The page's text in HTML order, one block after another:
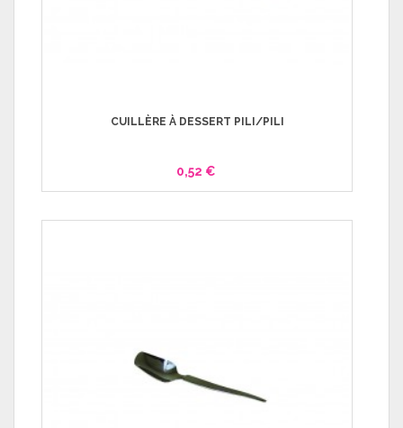
CUILLÈRE À DESSERT PILI/PILI
0,52 €